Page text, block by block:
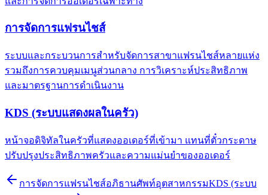
การจัดการแฟรนไชส์
ระบบและกระบวนการสำหรับจัดการสาขาแฟรนไชส์หลายแห่ง
รวมถึงการควบคุมเมนูส่วนกลาง การวิเคราะห์ประสิทธิภาพ
และมาตรฐานการดำเนินงาน
KDS (ระบบแสดงผลในครัว)
หน้าจอดิจิทัลในครัวที่แสดงออเดอร์ที่เข้ามา แทนที่ตั๋วกระดาษ
ปรับปรุงประสิทธิภาพครัวและความแม่นยำของออเดอร์
การจัดการแฟรนไชส์อภิธานศัพท์อุตสาหกรรมKDS (ระบบ